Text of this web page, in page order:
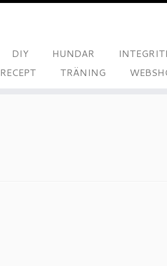
DIY HUNDAR
RECEPT TRÄNING